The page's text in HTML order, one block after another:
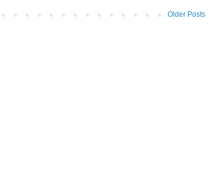
Older Posts